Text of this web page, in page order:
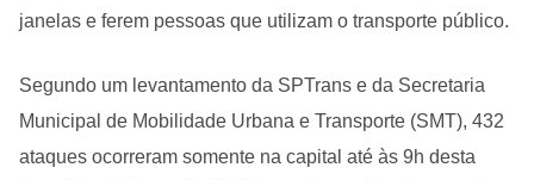
janelas e ferem pessoas que utilizam o transporte público.
Segundo um levantamento da SPTrans e da Secretaria
Municipal de Mobilidade Urbana e Transporte (SMT), 432
ataques ocorreram somente na capital até às 9h desta